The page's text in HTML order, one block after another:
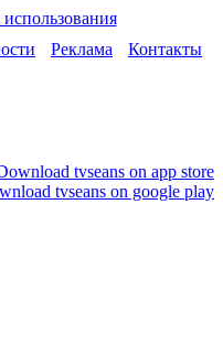
Реклама Контакты